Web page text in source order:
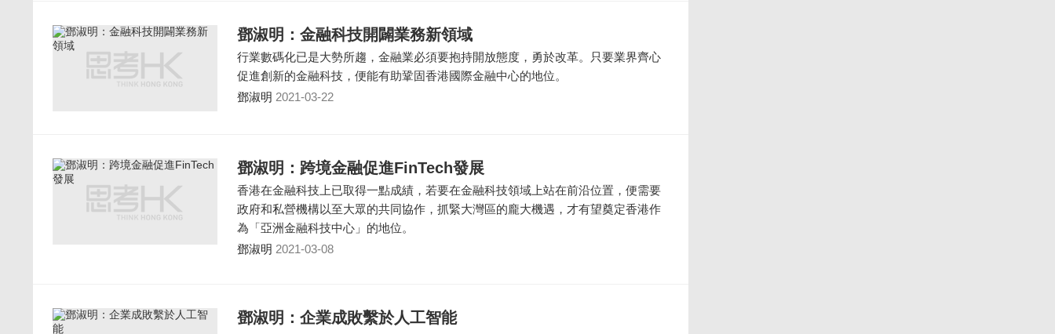
鄧淑明：金融科技開闢業務新領域
行業數碼化已是大勢所趨，金融業必須要抱持開放態度，勇於改革。只要業界齊心
促進創新的金融科技，便能有助鞏固香港國際金融中心的地位。
鄧淑明 2021-03-22
鄧淑明：跨境金融促進FinTech發展
香港在金融科技上已取得一點成績，若要在金融科技領域上站在前沿位置，便需要
政府和私營機構以至大眾的共同協作，抓緊大灣區的龐大機遇，才有望奠定香港作
為「亞洲金融科技中心」的地位。
鄧淑明 2021-03-08
鄧淑明：企業成敗繫於人工智能